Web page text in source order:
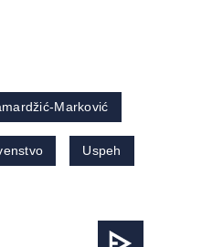
Marković
Uspeh